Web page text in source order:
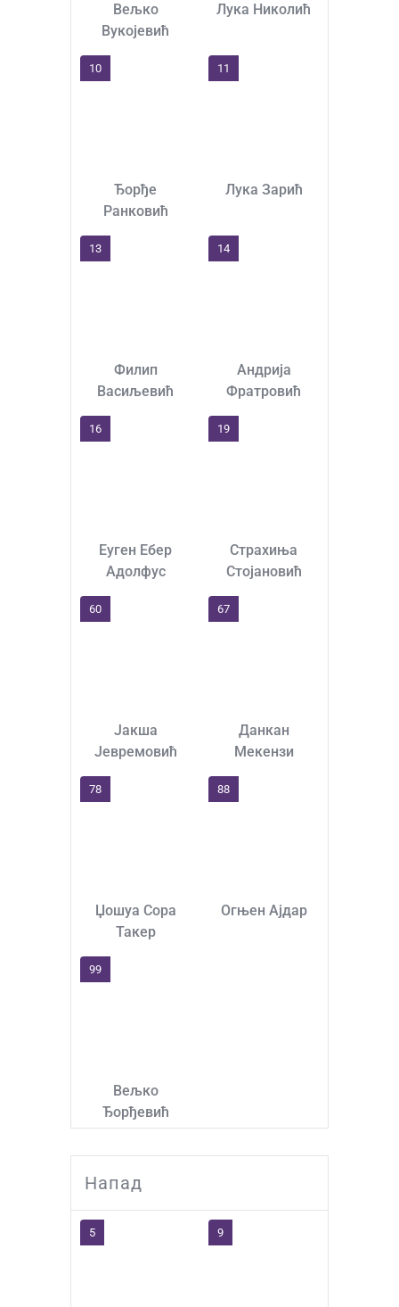
Вељко
Вукојевић
Лука Николић
10
Ђорђе
Ранковић
11
Лука Зарић
13
Филип
Васиљевић
14
Андрија
Фратровић
16
Еуген Ебер
Адолфус
19
Страхиња
Стојановић
60
Јакша
Јевремовић
67
Данкан
Мекензи
78
Џошуа Сора
Такер
88
Огњен Ајдар
99
Вељко
Ђорђевић
Напад
5 9